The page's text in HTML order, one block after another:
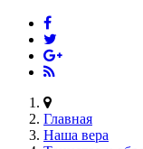
Главная
Наша вера